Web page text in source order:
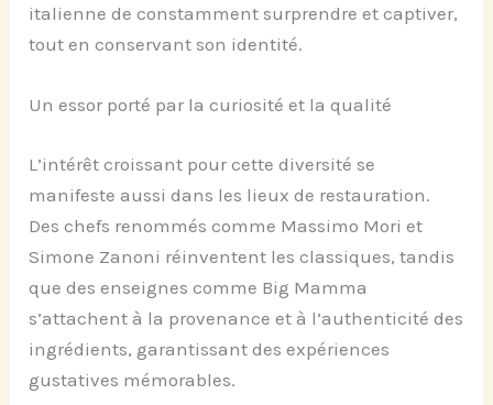
italienne de constamment surprendre et captiver,
tout en conservant son identité.
Un essor porté par la curiosité et la qualité
L’intérêt croissant pour cette diversité se
manifeste aussi dans les lieux de restauration.
Des chefs renommés comme Massimo Mori et
Simone Zanoni réinventent les classiques, tandis
que des enseignes comme Big Mamma
s’attachent à la provenance et à l’authenticité des
ingrédients, garantissant des expériences
gustatives mémorables.